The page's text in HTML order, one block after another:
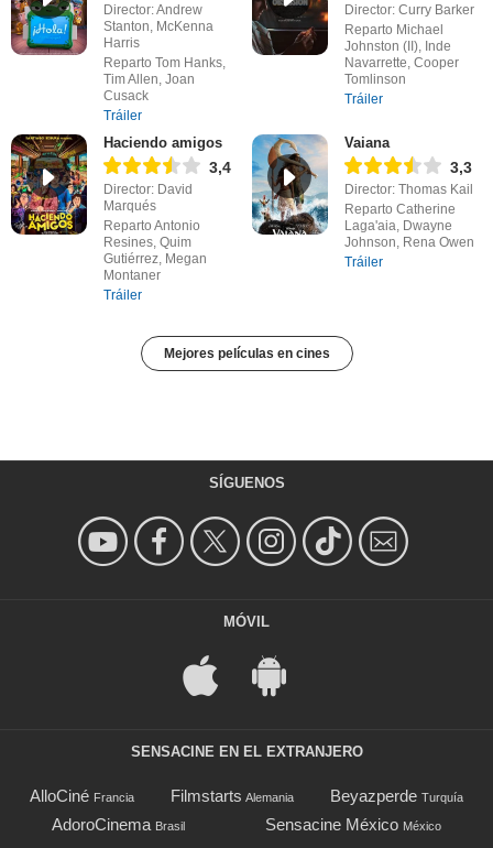
Director: Andrew
Stanton, McKenna
Harris
Reparto Tom Hanks,
Tim Allen, Joan
Cusack
Tráiler
Director: Curry Barker
Reparto Michael
Johnston (II), Inde
Navarrette, Cooper
Tomlinson
Tráiler
Haciendo amigos
3,4
Director: David
Marqués
Reparto Antonio
Resines, Quim
Gutiérrez, Megan
Montaner
Tráiler
Vaiana
3,3
Director: Thomas Kail
Reparto Catherine
Laga'aia, Dwayne
Johnson, Rena Owen
Tráiler
Mejores películas en cines
SÍGUENOS
MÓVIL
SENSACINE EN EL EXTRANJERO
AlloCiné Francia Filmstarts Alemania Beyazperde Turquía
AdoroCinema Brasil Sensacine México México